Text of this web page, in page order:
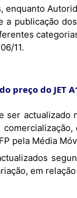
a publicação
11.
preço do JET
pela Média
em